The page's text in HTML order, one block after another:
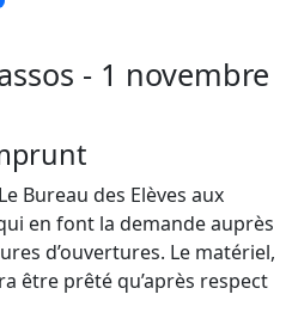
- 1 novembre
Bureau des Elèves aux
en font la demande auprès
d’ouvertures. Le matériel,
être prêté qu’après respect